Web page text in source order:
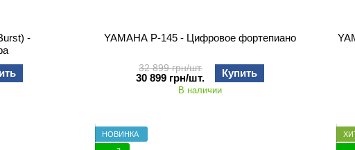
-
YAMAHA P-145 - Цифровое фортепиано
32 899 грн/шт.
30 899 грн/шт. Купить
В наличии
НОВИНКА